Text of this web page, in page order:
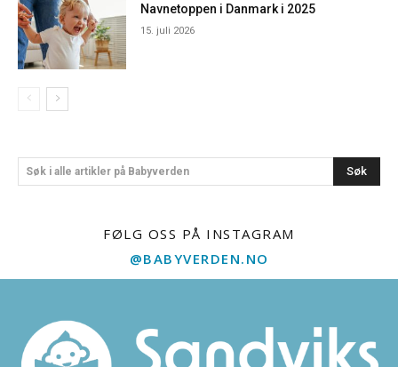
Navnetoppen i Danmark i 2025
15. juli 2026
Søk i alle artikler på Babyverden Søk
FØLG OSS PÅ INSTAGRAM
@BABYVERDEN.NO